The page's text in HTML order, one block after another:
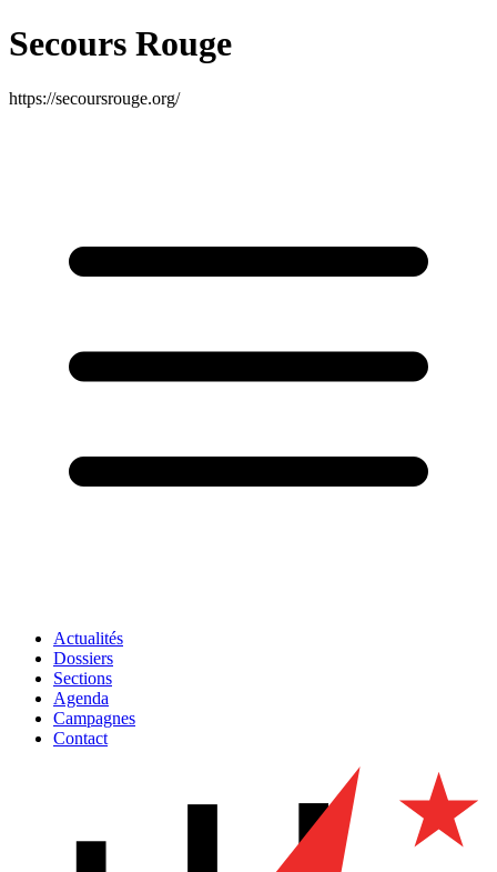
Secours Rouge
https://secoursrouge.org/
Actualités
Dossiers
Sections
Agenda
Campagnes
Contact